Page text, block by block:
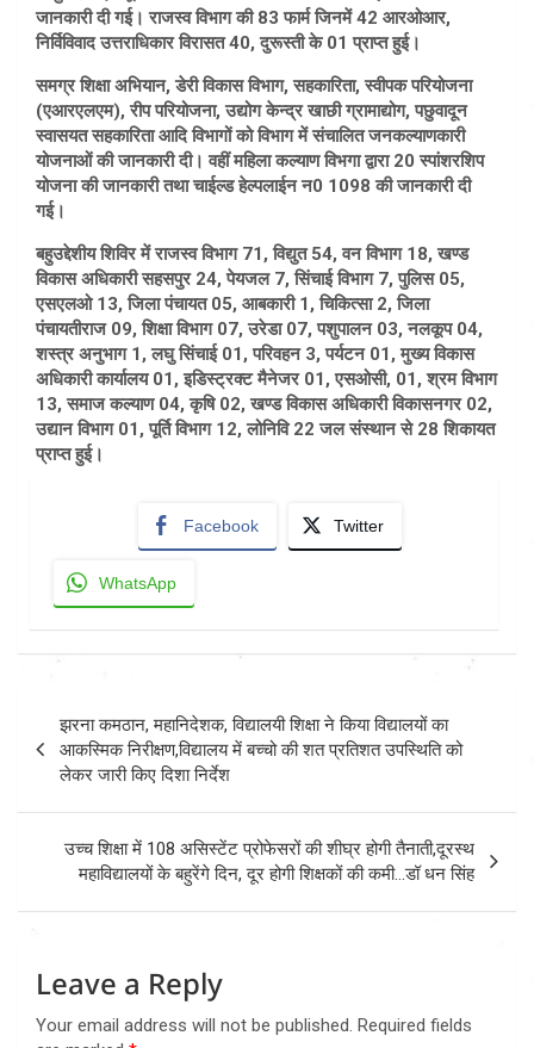
जानकारी दी गई। राजस्व विभाग की 83 फार्म जिनमें 42 आरओआर,
निर्विविवाद उत्तराधिकार विरासत 40, दुरूस्ती के 01 प्राप्त हुई।
समग्र शिक्षा अभियान, डेरी विकास विभाग, सहकारिता, स्वीपक परियोजना
(एआरएलएम), रीप परियोजना, उद्योग केन्द्र खाछी ग्रामाद्योग, पछुवादून
स्वासयत सहकारिता आदि विभागों को विभाग में संचालित जनकल्याणकारी
योजनाओं की जानकारी दी। वहीं महिला कल्याण विभगा द्वारा 20 स्पांशरशिप
योजना की जानकारी तथा चाईल्ड हेल्पलाईन न0 1098 की जानकारी दी
गई।
बहुउद्देशीय शिविर में राजस्व विभाग 71, विद्युत 54, वन विभाग 18, खण्ड
विकास अधिकारी सहसपुर 24, पेयजल 7, सिंचाई विभाग 7, पुलिस 05,
एसएलओ 13, जिला पंचायत 05, आबकारी 1, चिकित्सा 2, जिला
पंचायतीराज 09, शिक्षा विभाग 07, उरेडा 07, पशुपालन 03, नलकूप 04,
शस्त्र अनुभाग 1, लघु सिंचाई 01, परिवहन 3, पर्यटन 01, मुख्य विकास
अधिकारी कार्यालय 01, इडिस्ट्रक्ट मैनेजर 01, एसओसी, 01, श्रम विभाग
13, समाज कल्याण 04, कृषि 02, खण्ड विकास अधिकारी विकासनगर 02,
उद्यान विभाग 01, पूर्ति विभाग 12, लोनिवि 22 जल संस्थान से 28 शिकायत
प्राप्त हुई।
Facebook Twitter
WhatsApp
navigation
झरना कमठान, महानिदेशक, विद्यालयी शिक्षा ने किया विद्यालयों का
आकस्मिक निरीक्षण,विद्यालय में बच्चो की शत प्रतिशत उपस्थिति को
लेकर जारी किए दिशा निर्देश
उच्च शिक्षा में 108 असिस्टेंट प्रोफेसरों की शीघ्र होगी तैनाती,दूरस्थ
महाविद्यालयों के बहुरेंगे दिन, दूर होगी शिक्षकों की कमी…डॉ धन सिंह
Leave a Reply
Your email address will not be published. Required fields